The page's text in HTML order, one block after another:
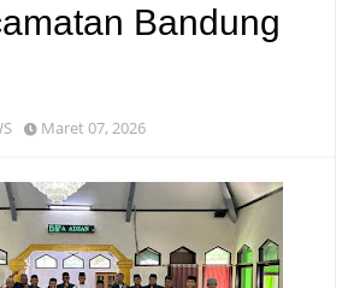
Bandung
Maret 07, 2026